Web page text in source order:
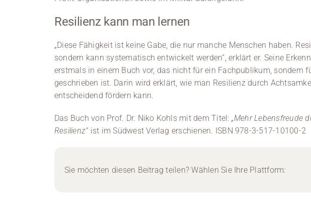
Resilienz kann man lernen
„Diese Fähigkeit ist keine Gabe, die nur manche Menschen haben.
sondern kann systematisch entwickelt werden“, erklärt er. Seine
erstmals in einem Buch vor, das nicht für ein Fachpublikum, sondern
geschrieben ist. Darin wird erklärt, wie man Resilienz durch
entscheidend fördern kann.
Das Buch von Prof. Dr. Niko Kohls mit dem Titel: „Mehr Lebensfreude
Resilienz“ist im Südwest Verlag erschienen. ISBN 978-3-517-10100-2
Sie möchten diesen Beitrag teilen? Wählen Sie Ihre Plattform: